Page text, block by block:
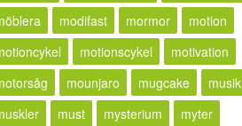
modifast mormor
motion
motionscykel
motivation
mounjaro mugcake
musik
must mysterium myter